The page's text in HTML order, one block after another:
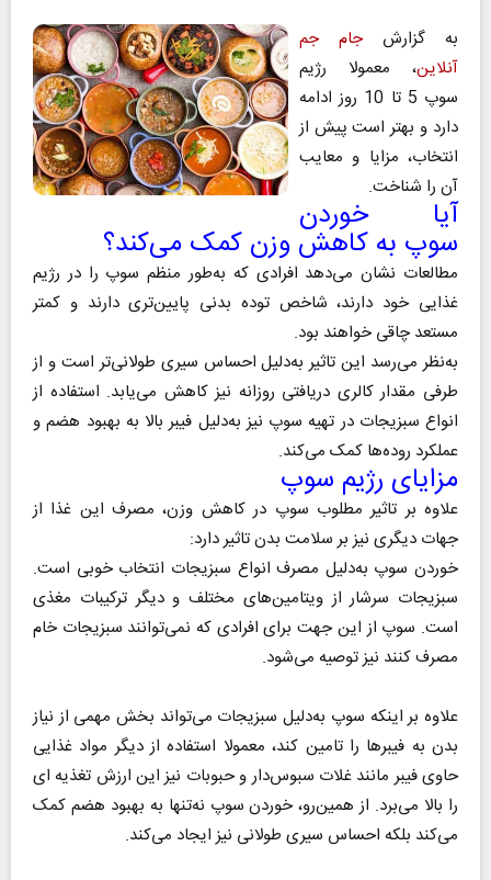
به گزارشجام جم
آنلاین، معمولا رژیم
سوپ 5 تا 10 روز ادامه
دارد و بهتر است پیش از
انتخاب، مزایا و معایب
آن را شناخت.
آیا خوردن
سوپ به کاهش وزن کمک می‌کند؟
مطالعات نشان‌ می‌دهد افرادی که به‌طور منظم سوپ را در رژیم
غذایی خود دارند، شاخص توده بدنی پایین‌تری دارند و کمتر
مستعد چاقی خواهند بود.
به‌نظر می‌رسد این تاثیر به‌دلیل احساس سیری طولانی‌تر است و از
طرفی مقدار کالری دریافتی روزانه نیز کاهش می‌یابد. استفاده از
انواع سبزیجات در تهیه سوپ نیز به‌دلیل فیبر بالا به بهبود هضم و
عملکرد روده‌‌ها کمک می‌کند.
مزایای رژیم سوپ
علاوه بر تاثیر مطلوب سوپ در کاهش وزن، مصرف این غذا از
جهات دیگری نیز بر سلامت بدن تاثیر دارد:
خوردن سوپ به‌دلیل مصرف انواع سبزیجات انتخاب خوبی است.
سبزیجات سرشار از ویتامین‌های مختلف و دیگر ترکیبات مغذی
است. سوپ از این جهت برای افرادی که نمی‌توانند سبزیجات خام
مصرف کنند نیز توصیه می‌شود.
علاوه بر اینکه سوپ‌ به‌دلیل سبزیجات می‌تواند بخش مهمی از نیاز
بدن به فیبرها را تامین کند، معمولا استفاده از دیگر مواد غذایی
حاوی فیبر مانند غلات سبوس‌دار و حبوبات نیز این ارزش تغذیه ای
را بالا می‌برد. از همین‌رو، خوردن سوپ نه‌تنها به بهبود هضم کمک
می‌کند بلکه احساس سیری طولانی نیز ایجاد می‌کند.